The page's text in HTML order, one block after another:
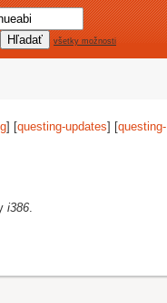
všetky možnosti
] [questing-updates] [questing-
i386.